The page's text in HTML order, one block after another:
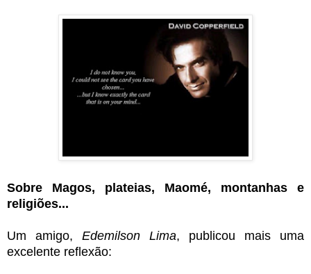
Sobre Magos, plateias, Maomé, montanhas e
religiões...
Um amigo, Edemilson Lima, publicou mais uma
excelente reflexão: